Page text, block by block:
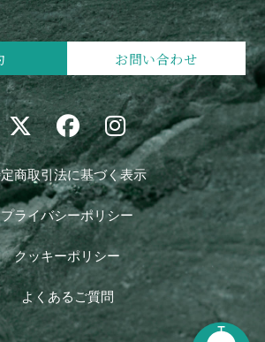
お問い合わせ
商取引法に基づく表示
プライバシーポリシー
クッキーポリシー
よくあるご質問